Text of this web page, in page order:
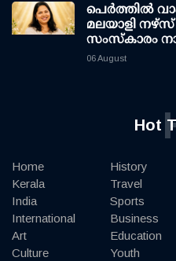
പെർത്തിൽ
മലയാളി
സംസ്കാരം
06 August
Hot
Home
Kerala
India
International
Art
Culture
History
Travel
Sports
Business
Education
Youth